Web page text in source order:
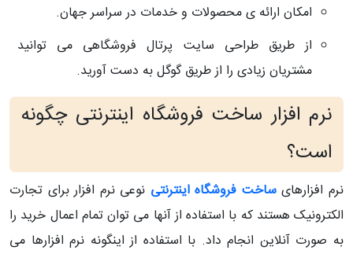
امکان ارائه ی محصولات و خدمات در سراسر جهان.
از طریق طراحی سایت پرتال فروشگاهی می توانید
مشتریان زیادی را از طریق گوگل به دست آورید.
نرم افزار ساخت فروشگاه اینترنتی چگونه
است؟
نرم افزارهایساخت فروشگاه اینترنتی نوعی نرم افزار برای تجارت
الکترونیک هستند که با استفاده از آنها می توان تمام اعمال خرید را
به صورت آنلاین انجام داد. با استفاده از اینگونه نرم افزارها می